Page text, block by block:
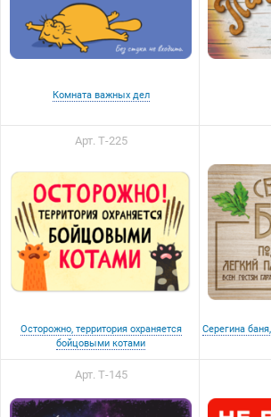
Комната важных дел
Арт. Т-225
Осторожно, территория охраняется
бойцовыми котами
Серегина
Арт. Т-145